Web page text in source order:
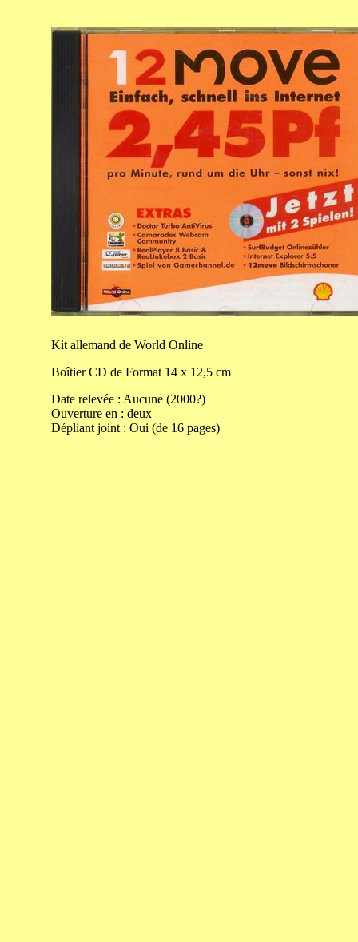
Kit allemand de World Online
Boîtier CD de Format 14 x 12,5 cm
Date relevée : Aucune (2000?)
Ouverture en : deux
Dépliant joint : Oui (de 16 pages)